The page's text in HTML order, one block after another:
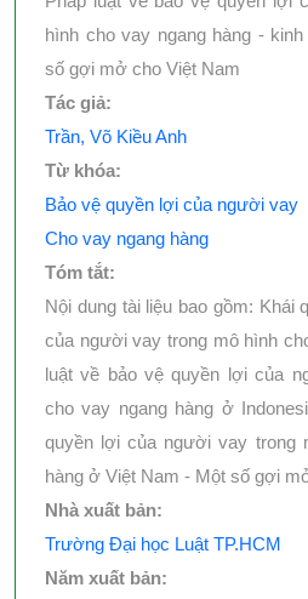
hình cho vay ngang hàng -
số gợi mở cho Việt Nam
Tác giả:
Trần, Võ Kiều Anh
Từ khóa:
Bảo vệ quyền lợi của người vay
Cho vay ngang hàng
Tóm tắt:
Nội dung tài liệu bao gồm: Khái
của người vay trong mô hình
luật về bảo vệ quyền lợi của
cho vay ngang hàng ở
quyền lợi của người vay trong
hàng ở Việt Nam - Một số gợi
Nhà xuất bản:
Trường Đại học Luật TP.HCM
Năm xuất bản: